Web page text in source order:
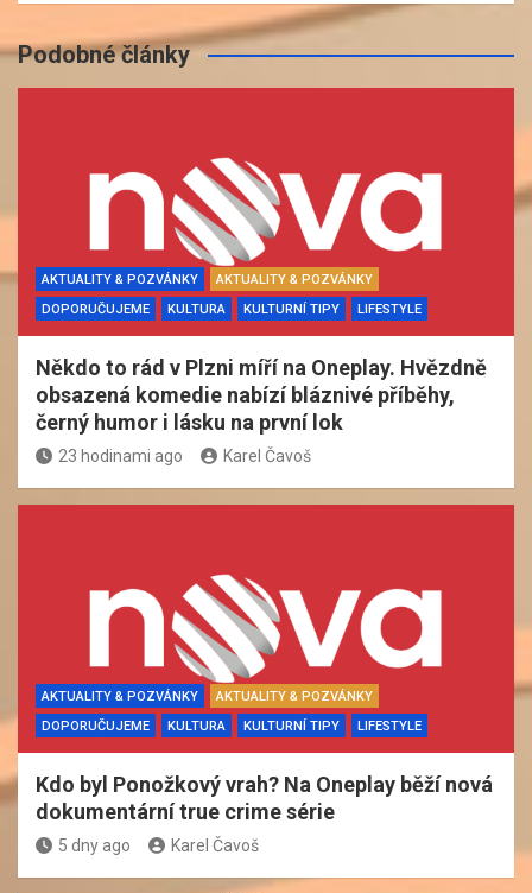
Podobné články
AKTUALITY & POZVÁNKY
AKTUALITY & POZVÁNKY
DOPORUČUJEME
KULTURA KULTURNÍ TIPY LIFESTYLE
Někdo to rád v Plzni míří na Oneplay. Hvězdně
obsazená komedie nabízí bláznivé příběhy,
černý humor i lásku na první lok
23 hodinami ago Karel Čavoš
AKTUALITY & POZVÁNKY
AKTUALITY & POZVÁNKY
DOPORUČUJEME
KULTURA KULTURNÍ TIPY LIFESTYLE
Kdo byl Ponožkový vrah? Na Oneplay běží nová
dokumentární true crime série
5 dny ago Karel Čavoš